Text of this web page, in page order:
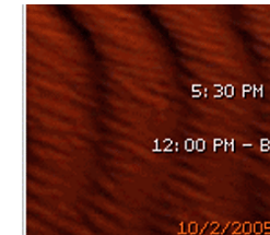
The Notifier is in beta. Before
encourage you to review the
privacy informati..